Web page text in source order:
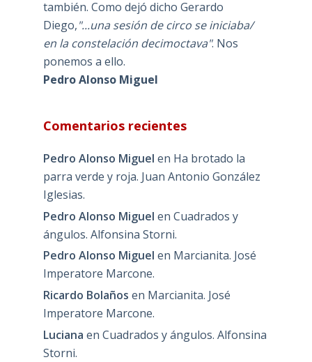
también. Como dejó dicho Gerardo
Diego,"...una sesión de circo se iniciaba/
en la constelación decimoctava". Nos
ponemos a ello.
Pedro Alonso Miguel
Comentarios recientes
Pedro Alonso Miguel en Ha brotado la
parra verde y roja. Juan Antonio González
Iglesias.
Pedro Alonso Miguel en Cuadrados y
ángulos. Alfonsina Storni.
Pedro Alonso Miguel en Marcianita. José
Imperatore Marcone.
Ricardo Bolaños en Marcianita. José
Imperatore Marcone.
Luciana en Cuadrados y ángulos. Alfonsina
Storni.